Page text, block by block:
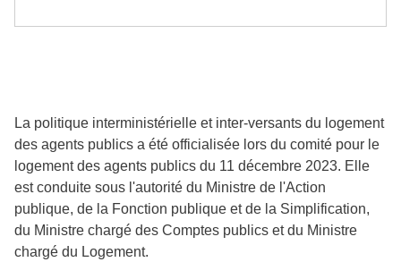
La politique interministérielle et inter-versants du logement
des agents publics a été officialisée lors du comité pour le
logement des agents publics du 11 décembre 2023. Elle
est conduite sous l'autorité du Ministre de l'Action
publique, de la Fonction publique et de la Simplification,
du Ministre chargé des Comptes publics et du Ministre
chargé du Logement.